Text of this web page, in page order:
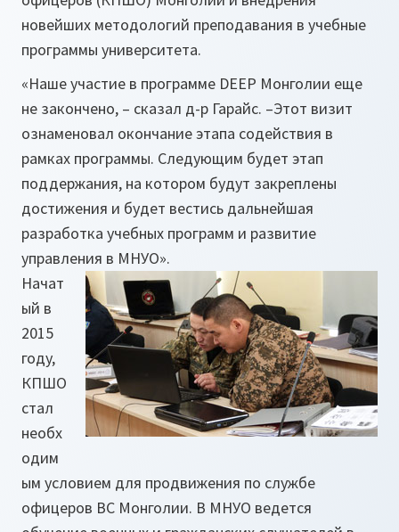
новейших методологий преподавания в учебные
программы университета.
«Наше участие в программе DEEP Монголии еще
не закончено, – сказал д-р Гарайс. –Этот визит
ознаменовал окончание этапа содействия в
рамках программы. Следующим будет этап
поддержания, на котором будут закреплены
достижения и будет вестись дальнейшая
разработка учебных программ и развитие
управления в МНУО».
Начат
ый в
2015
году,
КПШО
стал
необх
одим
ым условием для продвижения по службе
офицеров ВС Монголии. В МНУО ведется